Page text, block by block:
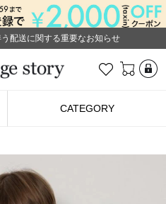
配送に関する重要なお知らせ
お気に入り
CATEGORY